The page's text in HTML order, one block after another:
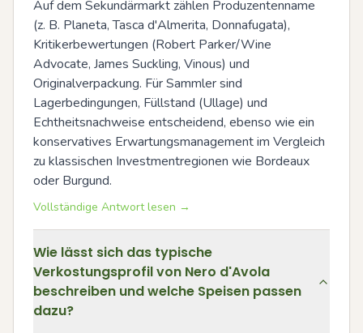
Auf dem Sekundärmarkt zählen Produzentenname
(z. B. Planeta, Tasca d'Almerita, Donnafugata),
Kritikerbewertungen (Robert Parker/Wine
Advocate, James Suckling, Vinous) und
Originalverpackung. Für Sammler sind
Lagerbedingungen, Füllstand (Ullage) und
Echtheitsnachweise entscheidend, ebenso wie ein
konservatives Erwartungsmanagement im Vergleich
zu klassischen Investmentregionen wie Bordeaux
oder Burgund.
Vollständige Antwort lesen →
Wie lässt sich das typische
Verkostungsprofil von Nero d'Avola
beschreiben und welche Speisen passen
dazu?